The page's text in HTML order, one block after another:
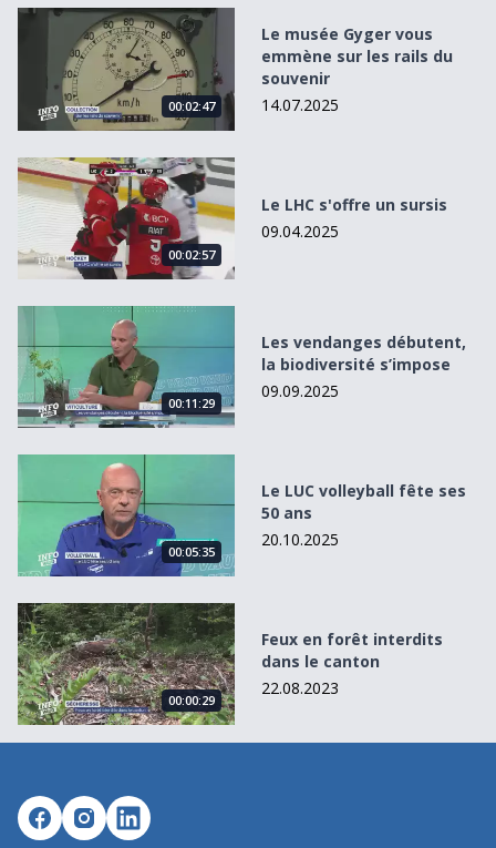
Le musée Gyger vous emmène sur les rails du souvenir
00:02:47
Le musée Gyger vous
emmène sur les rails du
souvenir
14.07.2025
Le LHC s&#039;offre un sursis
00:02:57
Le LHC s'offre un sursis
09.04.2025
Les vendanges débutent, la biodiversité s’impose
00:11:29
Les vendanges débutent,
la biodiversité s’impose
09.09.2025
Le LUC volleyball fête ses 50 ans
00:05:35
Le LUC volleyball fête ses
50 ans
20.10.2025
Feux en forêt interdits dans le canton
00:00:29
Feux en forêt interdits
dans le canton
22.08.2023